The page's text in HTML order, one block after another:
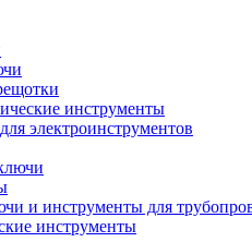
инструменты
электроинструментов
и инструменты для
инструменты